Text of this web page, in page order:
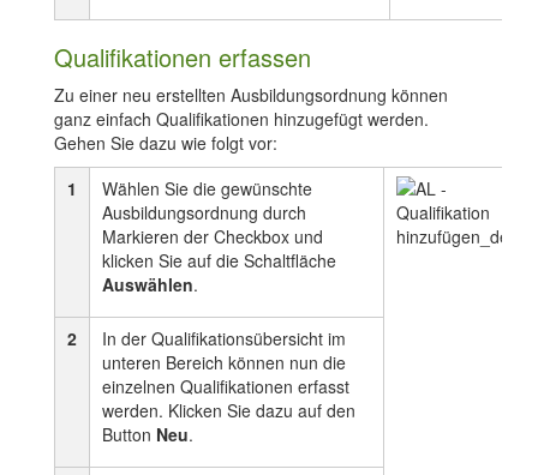
Qualifikationen erfassen
Zu einer neu erstellten Ausbildungsordnung können
ganz einfach Qualifikationen hinzugefügt werden.
Gehen Sie dazu wie folgt vor:
1
Wählen Sie die gewünschte
Ausbildungsordnung durch
Markieren der Checkbox und
klicken Sie auf die Schaltfläche
Auswählen.
2
In der Qualifikationsübersicht im
unteren Bereich können nun die
einzelnen Qualifikationen erfasst
werden. Klicken Sie dazu auf den
Button Neu.